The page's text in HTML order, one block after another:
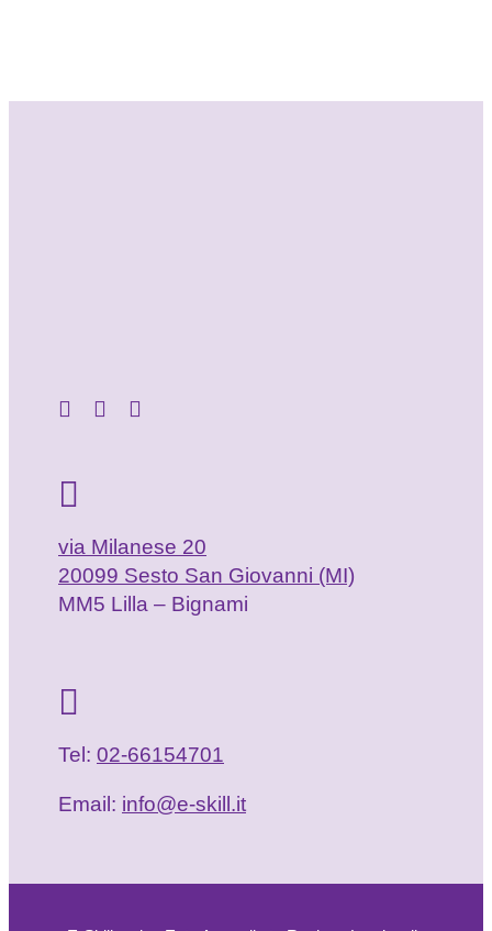
via Milanese 20
20099 Sesto San Giovanni (MI)
MM5 Lilla – Bignami
Tel: 02-66154701
Email: info@e-skill.it